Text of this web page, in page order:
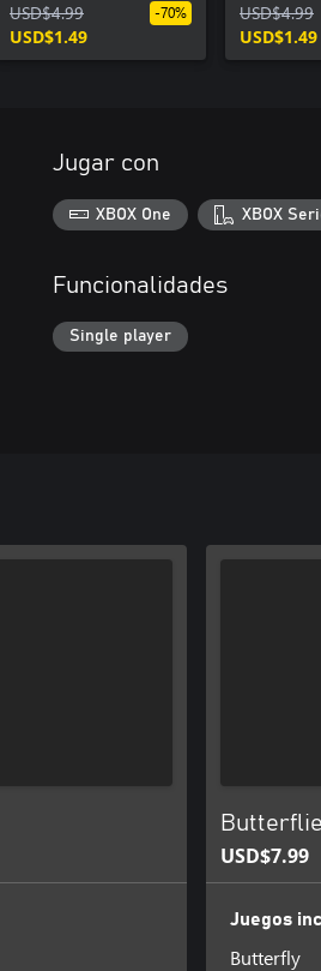
USD$4.99
USD$1.49
-70%
USD$4.99
USD$1.49
Jugar con
XBOX One XBOX
Funcionalidades
Single player
USD$7.99
Juegos
Butterfly